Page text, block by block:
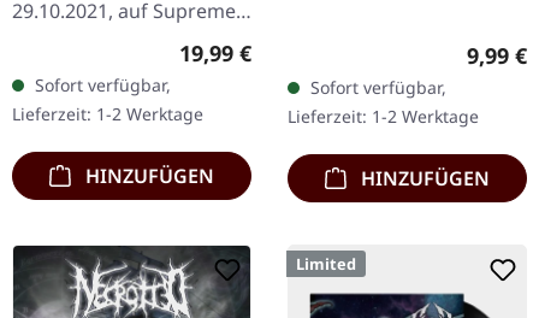
29.10.2021, auf Supreme
Chaos Records. Weißes
Vinyl. Neuauflage als
hochwertiges Vinyl mit
Original Splatter…
Regulärer Preis:
19,99 €
Sofort verfügbar,
Lieferzeit: 1-2 Werktage
HINZUFÜGEN
9,99 €
Sofort verfügbar,
Lieferzeit: 1-2 Werktage
HINZUFÜGEN
Limited